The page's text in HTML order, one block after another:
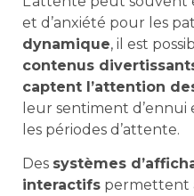
et d’anxiété pour les
dynamique, il est
contenus
captent l’attention
leur sentiment
les périodes d’attente.
Des systèmes
interactifs permettent